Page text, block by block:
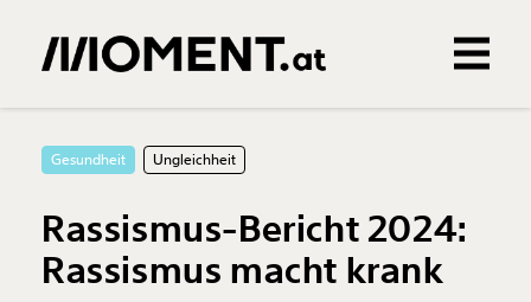
0Treffer
Gesundheit Ungleichheit
Rassismus-Bericht 2024:
Rassismus macht krank